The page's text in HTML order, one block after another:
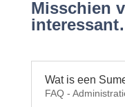
Misschien
Wat is een
FAQ -